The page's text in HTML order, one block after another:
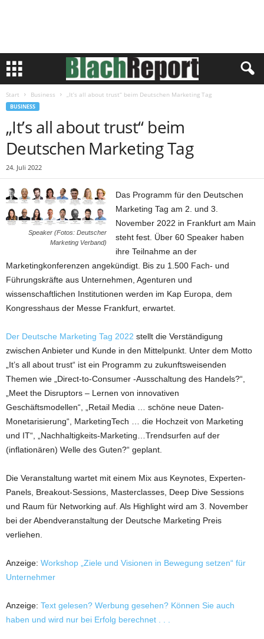
Start Business „It’s all about trust“ beim Deutschen Marketing Tag
BUSINESS
„It’s all about trust“ beim
Deutschen Marketing Tag
24. Juli 2022
Speaker (Fotos: Deutscher
Marketing Verband)
Das Programm für den Deutschen
Marketing Tag am 2. und 3.
November 2022 in Frankfurt am Main
steht fest. Über 60 Speaker haben
ihre Teilnahme an der
Marketingkonferenzen angekündigt. Bis zu 1.500 Fach- und
Führungskräfte aus Unternehmen, Agenturen und
wissenschaftlichen Institutionen werden im Kap Europa, dem
Kongresshaus der Messe Frankfurt, erwartet.
Der Deutsche Marketing Tag 2022 stellt die Verständigung
zwischen Anbieter und Kunde in den Mittelpunkt. Unter dem Motto
„It’s all about trust“ ist ein Programm zu zukunftsweisenden
Themen wie „Direct-to-Consumer -Ausschaltung des Handels?“,
„Meet the Disruptors – Lernen von innovativen
Geschäftsmodellen“, „Retail Media … schöne neue Daten-
Monetarisierung“, MarketingTech … die Hochzeit von Marketing
und IT“, „Nachhaltigkeits-Marketing…Trendsurfen auf der
(inflationären) Welle des Guten?“ geplant.
Die Veranstaltung wartet mit einem Mix aus Keynotes, Experten-
Panels, Breakout-Sessions, Masterclasses, Deep Dive Sessions
und Raum für Networking auf. Als Highlight wird am 3. November
bei der Abendveranstaltung der Deutsche Marketing Preis
verliehen.
Anzeige: Workshop „Ziele und Visionen in Bewegung setzen“ für
Unternehmer
Anzeige: Text gelesen? Werbung gesehen? Können Sie auch
haben und wird nur bei Erfolg berechnet . . .